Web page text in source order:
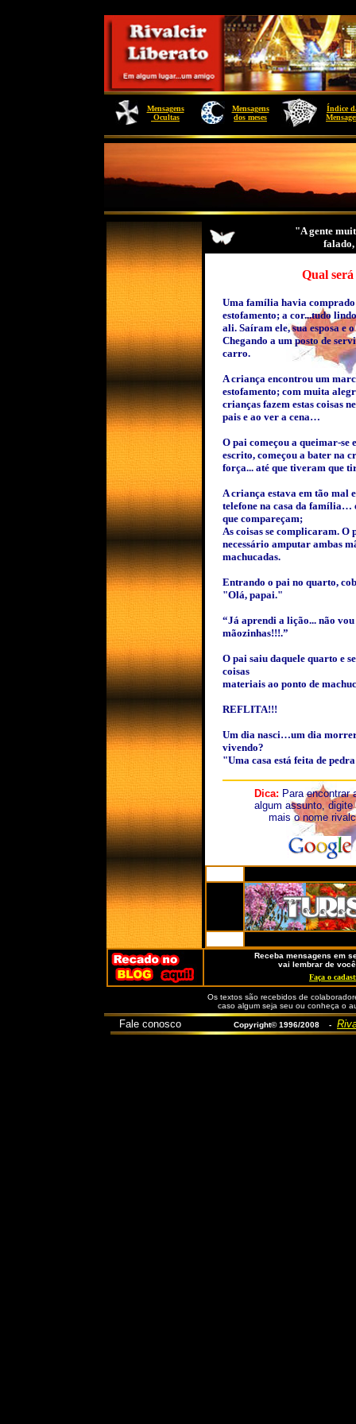
Mensagens
Ocultas
Mensagens
dos meses
Índice
"A gente
Qual será sua
Uma família havia
estofamento; a cor...tudo
ali. Saíram ele, sua esposa e
Chegando a um posto de
carro.
A criança encontrou um
estofamento; com muita
crianças fazem estas coisas
pais e ao ver a cena…
O pai começou a queimar-se
escrito, começou a bater na
força... até que tiveram que
A criança estava em tão mal
telefone na casa da família…
que compareçam;
As coisas se complicaram. O
necessário amputar ambas
machucadas.
Entrando o pai no quarto,
"Olá, papai."
“Já aprendi a lição... não
mãozinhas!!!.”
O pai saiu daquele quarto e
coisas
materiais ao ponto de
REFLITA!!!
Um dia nasci…um dia
vivendo?
"Uma casa está feita de
Dica: Para encontrar
algum assunto,
mais o nome
Receba mensagens em
vai lembrar de
Faça o
Os textos são recebidos de
caso algum seja seu ou conheça o
Fale conosco Copyright© 1996/2008 -